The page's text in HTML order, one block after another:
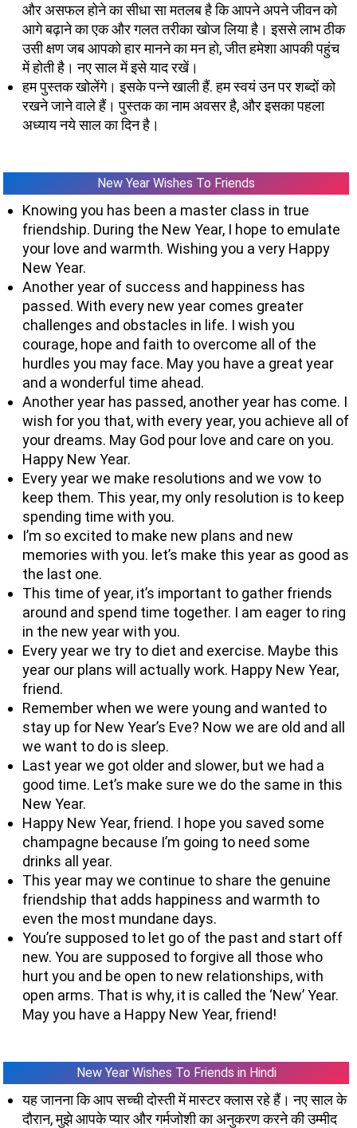
और असफल होने का सीधा सा मतलब है कि आपने अपने जीवन को
आगे बढ़ाने का एक और गलत तरीका खोज लिया है। इससे लाभ ठीक
उसी क्षण जब आपको हार मानने का मन हो, जीत हमेशा आपकी पहुंच
में होती है। नए साल में इसे याद रखें।
हम पुस्तक खोलेंगे। इसके पन्ने खाली हैं. हम स्वयं उन पर शब्दों को
रखने जाने वाले हैं। पुस्तक का नाम अवसर है, और इसका पहला
अध्याय नये साल का दिन है।
New Year Wishes To Friends
Knowing you has been a master class in true
friendship. During the New Year, I hope to emulate
your love and warmth. Wishing you a very Happy
New Year.
Another year of success and happiness has
passed. With every new year comes greater
challenges and obstacles in life. I wish you
courage, hope and faith to overcome all of the
hurdles you may face. May you have a great year
and a wonderful time ahead.
Another year has passed, another year has come. I
wish for you that, with every year, you achieve all of
your dreams. May God pour love and care on you.
Happy New Year.
Every year we make resolutions and we vow to
keep them. This year, my only resolution is to keep
spending time with you.
I’m so excited to make new plans and new
memories with you. let’s make this year as good as
the last one.
This time of year, it’s important to gather friends
around and spend time together. I am eager to ring
in the new year with you.
Every year we try to diet and exercise. Maybe this
year our plans will actually work. Happy New Year,
friend.
Remember when we were young and wanted to
stay up for New Year’s Eve? Now we are old and all
we want to do is sleep.
Last year we got older and slower, but we had a
good time. Let’s make sure we do the same in this
New Year.
Happy New Year, friend. I hope you saved some
champagne because I’m going to need some
drinks all year.
This year may we continue to share the genuine
friendship that adds happiness and warmth to
even the most mundane days.
You’re supposed to let go of the past and start off
new. You are supposed to forgive all those who
hurt you and be open to new relationships, with
open arms. That is why, it is called the ‘New’ Year.
May you have a Happy New Year, friend!
New Year Wishes To Friends in Hindi
यह जानना कि आप सच्ची दोस्ती में मास्टर क्लास रहे हैं। नए साल के
दौरान, मुझे आपके प्यार और गर्मजोशी का अनुकरण करने की उम्मीद